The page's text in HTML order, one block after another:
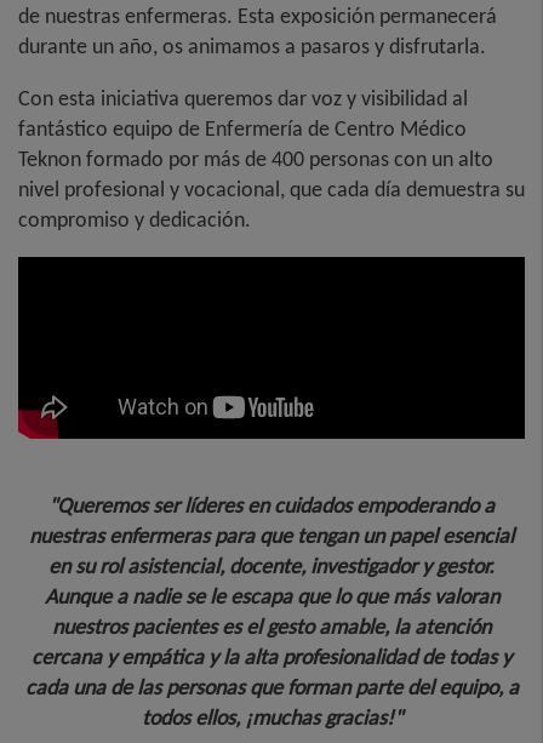
de nuestras enfermeras. Esta exposición permanecerá
durante un año, os animamos a pasaros y disfrutarla.
Con esta iniciativa queremos dar voz y visibilidad al
fantástico equipo de Enfermería de Centro Médico
Teknon formado por más de 400 personas con un alto
nivel profesional y vocacional, que cada día demuestra su
compromiso y dedicación.
"Queremos ser líderes en cuidados empoderando a
nuestras enfermeras para que tengan un papel esencial
en su rol asistencial, docente, investigador y gestor.
Aunque a nadie se le escapa que lo que más valoran
nuestros pacientes es el gesto amable, la atención
cercana y empática y la alta profesionalidad de todas y
cada una de las personas que forman parte del equipo, a
todos ellos, ¡muchas gracias!"